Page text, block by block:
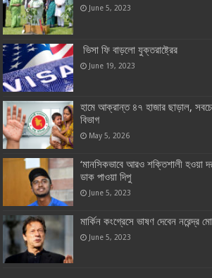
June 5, 2023
ভিসা ফি বাড়লো যুক্তরাষ্ট্রের
June 19, 2023
হামে আক্রান্ত ৪৭ হাজার ছাড়াল,
বিভাগ
May 5, 2026
‘মানসিকভাবে আরও শক্তিশালী হওয়া
ডাক পাওয়া দিপু
June 5, 2023
মার্কিন কংগ্রেসে ভাষণ দেবেন নরেন্দ্র
June 5, 2023